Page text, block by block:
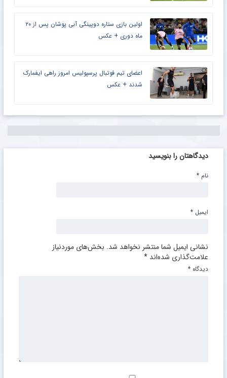
ستاره ۲۴ ساله تایلندی در جریان مسابقه جان
بازگشت ستاره جوان خیبر پس از شایعه انتقال به
اولین بازی ستاره دوپینگی آبی پوشان پس از ۲۰
ماه دوری + عکس
نام*